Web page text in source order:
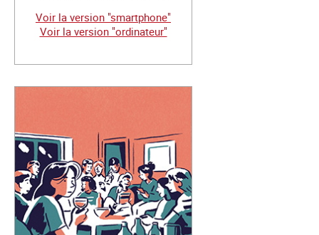
Voir la version "smartphone"
Voir la version "ordinateur"